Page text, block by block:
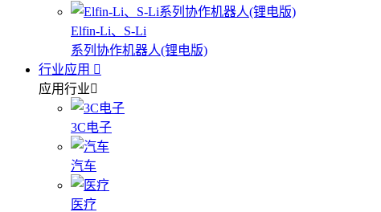
Elfin-Li、S-Li
系列协作机器人(锂电版)
行业应用
应用行业
3C电子
汽车
医疗